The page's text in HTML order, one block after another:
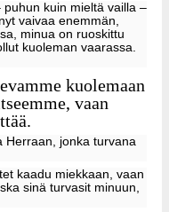
kuin mieltä vailla –
vaivaa enemmän,
minua on ruoskittu
kuoleman vaarassa.
kuolemaan
vaan
Herraan, jonka turvana
kaadu miekkaan, vaan
sinä turvasit minuun,